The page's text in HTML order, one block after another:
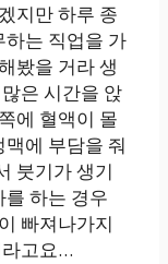
지만 하루 종
하는 직업을 가
봤을 거라 생
은 시간을 앉
에 혈액이 몰
에 부담을 줘
붓기가 생기
하는 경우
빠져나가지
라고요…